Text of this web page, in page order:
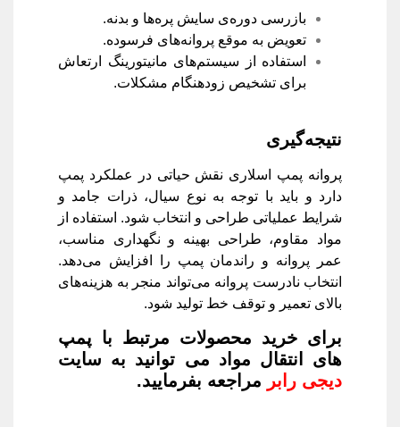
بازرسی دوره‌ی سایش پره‌ها و بدنه.
تعویض به موقع پروانه‌های فرسوده.
استفاده از سیستم‌های مانیتورینگ ارتعاش
برای تشخیص زودهنگام مشکلات.
نتیجه‌گیری
پروانه پمپ اسلاری نقش حیاتی در عملکرد پمپ
دارد و باید با توجه به نوع سیال، ذرات جامد و
شرایط عملیاتی طراحی و انتخاب شود. استفاده از
مواد مقاوم، طراحی بهینه و نگهداری مناسب،
عمر پروانه و راندمان پمپ را افزایش می‌دهد.
انتخاب نادرست پروانه می‌تواند منجر به هزینه‌های
بالای تعمیر و توقف خط تولید شود.
برای خرید محصولات مرتبط با پمپ
های انتقال مواد می توانید به سایت
دیجی رابر مراجعه بفرمایید.